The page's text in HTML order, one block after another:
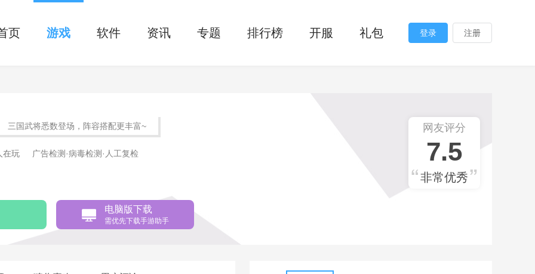
页 游戏 软件 资讯 专题 排行榜 开服 礼包 登录 注册
三国武将悉数登场，阵容搭配更丰富~
在玩 广告检测·病毒检测·人工复检
电脑版下载
需优先下载手游助手
网友评分
7.5
非常优秀